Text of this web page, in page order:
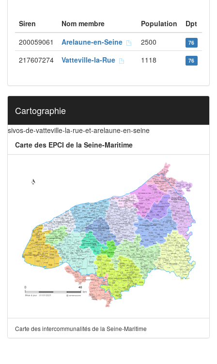
Siren Nom membre Population
Dpt
200059061
Arelaune-en-Seine 2500 76
217607274 Vatteville-la-Rue 1118 76
Cartographie
sivos-de-vatteville-la-rue-et-arelaune-en-seine
Carte des EPCI de la Seine-Maritime
Carte des intercommunalités de la Seine-Maritime